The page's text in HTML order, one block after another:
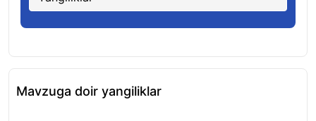
Mavzuga doir yangiliklar